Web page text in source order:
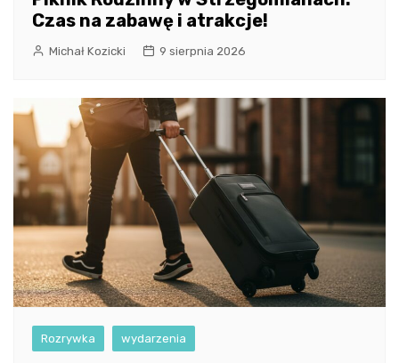
Czas na zabawę i atrakcje!
Michał Kozicki 9 sierpnia 2026
Rozrywka wydarzenia